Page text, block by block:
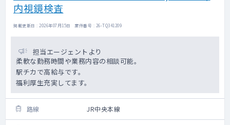
内視鏡検査
掲載更新日 : 2026年07月15日 案件番号 : 26-TQ341209
担当エージェントより
柔軟な勤務時間や業務内容の相談可能。
駅チカで高給与です。
福利厚生充実してます。
路線 JR中央本線